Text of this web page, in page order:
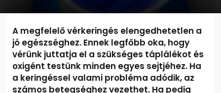
A megfelelő vérkeringés elengedhetetlen a
jó egészséghez. Ennek legfőbb oka, hogy
vérünk juttatja el a szükséges táplálékot és
oxigént testünk minden egyes sejtjéhez. Ha
a keringéssel valami probléma adódik, az
számos betegséghez vezethet. Ha pedig